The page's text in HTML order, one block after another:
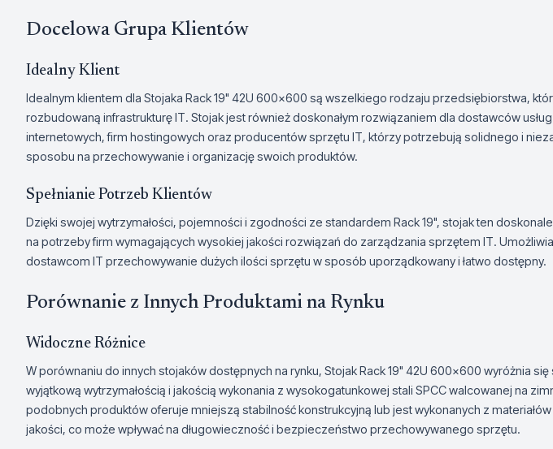
Docelowa Grupa Klientów
Idealny Klient
Idealnym klientem dla Stojaka Rack 19" 42U 600x600 są wszelkiego rodzaju przedsiębiorstwa,
rozbudowaną infrastrukturę IT. Stojak jest również doskonałym rozwiązaniem dla dostawców usług
internetowych, firm hostingowych oraz producentów sprzętu IT, którzy potrzebują solidnego i
sposobu na przechowywanie i organizację swoich produktów.
Spełnianie Potrzeb Klientów
Dzięki swojej wytrzymałości, pojemności i zgodności ze standardem Rack 19", stojak ten
na potrzeby firm wymagających wysokiej jakości rozwiązań do zarządzania sprzętem IT.
dostawcom IT przechowywanie dużych ilości sprzętu w sposób uporządkowany i łatwo dostępny.
Porównanie z Innych Produktami na Rynku
Widoczne Różnice
W porównaniu do innych stojaków dostępnych na rynku, Stojak Rack 19" 42U 600x600 wyróżnia się
wyjątkową wytrzymałością i jakością wykonania z wysokogatunkowej stali SPCC walcowanej na
podobnych produktów oferuje mniejszą stabilność konstrukcyjną lub jest wykonanych z
jakości, co może wpływać na długowieczność i bezpieczeństwo przechowywanego sprzętu.